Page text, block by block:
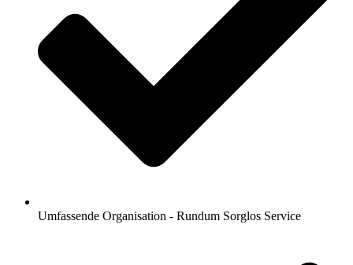
Umfassende Organisation - Rundum Sorglos Service